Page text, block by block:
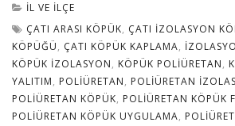
İL VE İLÇE
ÇATI ARASI KÖPÜK, ÇATI IZOLASYON
KÖPÜĞÜ, ÇATI KÖPÜK KAPLAMA,
KÖPÜK IZOLASYON, KÖPÜK POLIÜRETAN,
YALITIM, POLIÜRETAN, POLIÜRETAN
POLIÜRETAN KÖPÜK, POLIÜRETAN KÖPÜK
POLIÜRETAN KÖPÜK UYGULAMA,